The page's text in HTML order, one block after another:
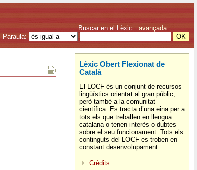
Buscar en el Lèxic avançada
Paraula:
Lèxic Obert Flexionat de
Català
El LOCF és un conjunt de recursos
lingüístics orientat al gran públic,
però també a la comunitat
científica. Es tracta d’una eina per a
tots els que treballen en llengua
catalana o tenen interès o dubtes
sobre el seu funcionament. Tots els
continguts del LOCF es troben en
constant desenvolupament.
Crèdits